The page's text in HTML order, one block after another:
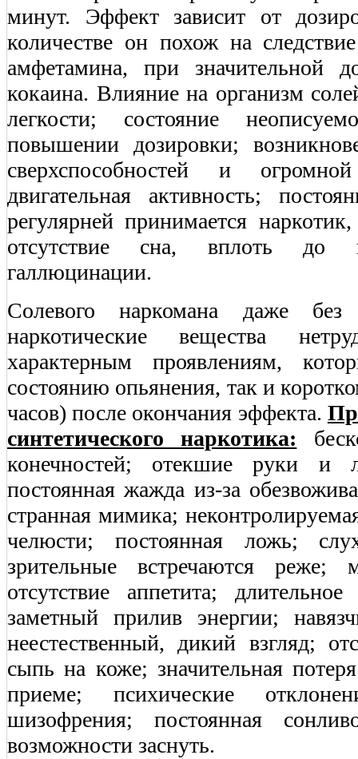
минут. Эффект зависит от
количестве он похож на
амфетамина, при значительной
кокаина. Влияние на организм
легкости; состояние
повышении дозировки;
сверхспособностей и
двигательная активность;
регулярней принимается
отсутствие сна, вплоть до
галлюцинации.
Солевого наркомана даже
наркотические вещества
характерным проявлениям,
состоянию опьянения, так и
часов) после окончания эффекта.
синтетического наркотика:
конечностей; отекшие руки и
постоянная жажда из-за
странная мимика;
челюсти; постоянная ложь;
зрительные встречаются реже;
отсутствие аппетита;
заметный прилив энергии;
неестественный, дикий взгляд;
сыпь на коже; значительная
приеме; психические
шизофрения; постоянная
возможности заснуть.